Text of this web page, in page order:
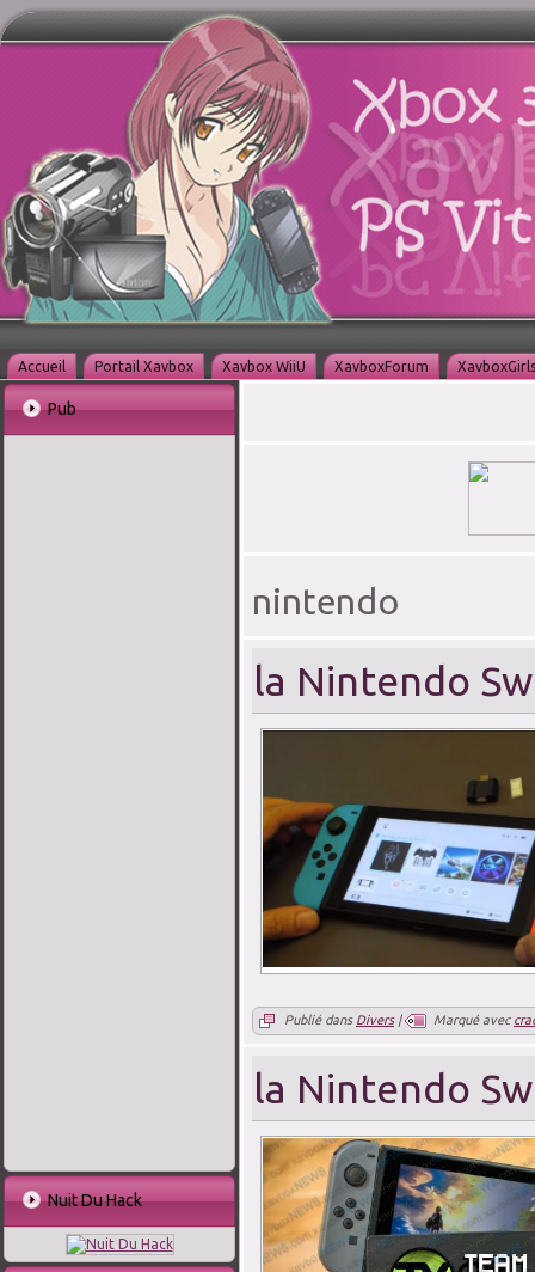
Accueil Portail Xavbox Xavbox WiiU XavboxForum XavboxGirls
Pub
Nuit Du Hack
nintendo
la Nintendo
Publié dans Divers| Marqué avec
la Nintendo